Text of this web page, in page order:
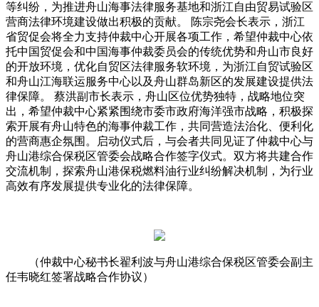
等纠纷，为推进舟山海事法律服务基地和浙江自由贸易试验区
营商法律环境建设做出积极的贡献。 陈宗尧会长表示，浙江
省贸促会将全力支持仲裁中心开展各项工作，希望仲裁中心依
托中国贸促会和中国海事仲裁委员会的传统优势和舟山市良好
的开放环境，优化自贸区法律服务软环境，为浙江自贸试验区
和舟山江海联运服务中心以及舟山群岛新区的发展建设提供法
律保障。 蔡洪副市长表示，舟山区位优势独特，战略地位突
出，希望仲裁中心紧紧围绕市委市政府海洋强市战略，积极探
索开展有舟山特色的海事仲裁工作，共同营造法治化、便利化
的营商惠企氛围。启动仪式后，与会者共同见证了仲裁中心与
舟山港综合保税区管委会战略合作签字仪式。双方将共建合作
交流机制，探索舟山港保税燃料油行业纠纷解决机制，为行业
高效有序发展提供专业化的法律保障。
（仲裁中心秘书长翟利波与舟山港综合保税区管委会副主
任韦晓红签署战略合作协议）